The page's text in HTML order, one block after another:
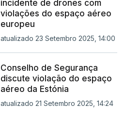
incidente de drones com
violações do espaço aéreo
europeu
atualizado 23 Setembro 2025, 14:00
Conselho de Segurança
discute violação do espaço
aéreo da Estónia
atualizado 21 Setembro 2025, 14:24